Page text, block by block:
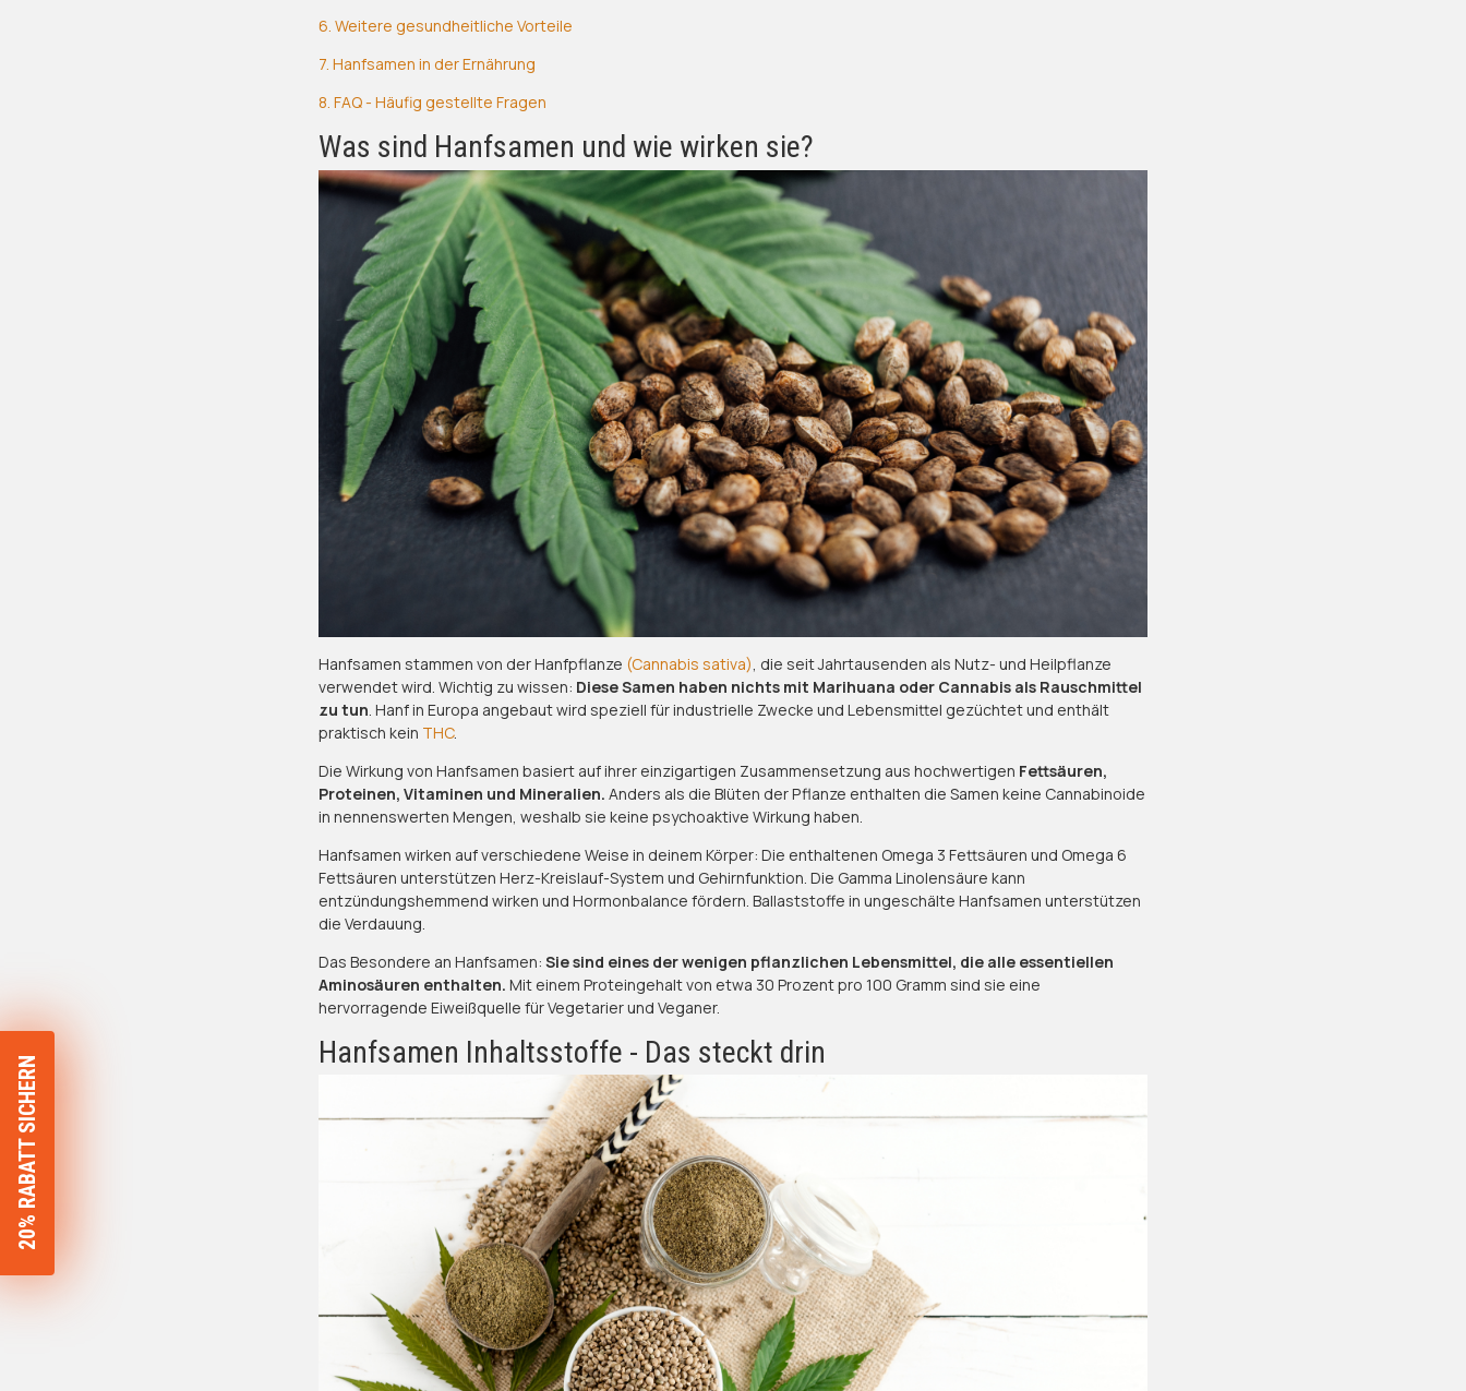
6. Weitere gesundheitliche Vorteile
7. Hanfsamen in der Ernährung
8. FAQ - Häufig gestellte Fragen
Was sind Hanfsamen und wie wirken sie?
Hanfsamen stammen von der Hanfpflanze (Cannabis sativa) , die seit Jahrtausenden als Nutz- und Heilpflanze
verwendet wird. Wichtig zu wissen: Diese Samen haben nichts mit Marihuana oder Cannabis als Rauschmittel
zu tun . Hanf in Europa angebaut wird speziell für industrielle Zwecke und Lebensmittel gezüchtet und enthält
praktisch kein THC.
Die Wirkung von Hanfsamen basiert auf ihrer einzigartigen Zusammensetzung aus hochwertigen Fettsäuren,
Proteinen, Vitaminen und Mineralien. Anders als die Blüten der Pflanze enthalten die Samen keine Cannabinoide
in nennenswerten Mengen, weshalb sie keine psychoaktive Wirkung haben.
Hanfsamen wirken auf verschiedene Weise in deinem Körper: Die enthaltenen Omega 3 Fettsäuren und Omega 6
Fettsäuren unterstützen Herz-Kreislauf-System und Gehirnfunktion. Die Gamma Linolensäure kann
entzündungshemmend wirken und Hormonbalance fördern. Ballaststoffe in ungeschälte Hanfsamen unterstützen
die Verdauung.
Das Besondere an Hanfsamen: Sie sind eines der wenigen pflanzlichen Lebensmittel, die alle essentiellen
Aminosäuren enthalten. Mit einem Proteingehalt von etwa 30 Prozent pro 100 Gramm sind sie eine
hervorragende Eiweißquelle für Vegetarier und Veganer.
Hanfsamen Inhaltsstoffe - Das steckt drin
20% RABATT SICHERN